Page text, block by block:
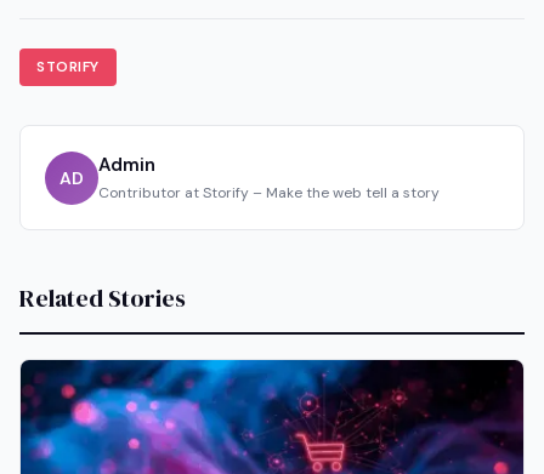
STORIFY
AD
Admin
Contributor at Storify – Make the web tell a story
Related Stories